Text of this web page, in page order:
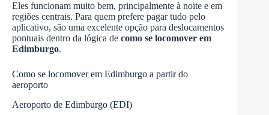
Eles funcionam muito bem, principalmente à noite e em
regiões centrais. Para quem prefere pagar tudo pelo
aplicativo, são uma excelente opção para deslocamentos
pontuais dentro da lógica de como se locomover em
Edimburgo.
Como se locomover em Edimburgo a partir do
aeroporto
Aeroporto de Edimburgo (EDI)